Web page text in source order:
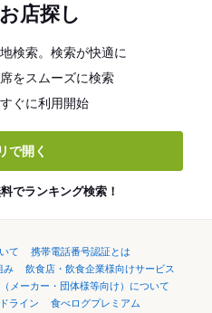
店探し
検索。検索が快適に
をスムーズに検索
ぐに利用開始
で開く
でランキング検索！
て
携帯電話番号認証とは
み
飲食店・飲食企業様向けサービス
メーカー・団体様等向け）について
ライン
食べログプレミアム